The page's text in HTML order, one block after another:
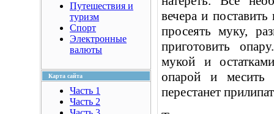
Путешествия и
туризм
Спорт
Электронные
валюты
Карта сайта
Часть 1
Часть 2
вечера и
просеять муку,
приготовить
мукой и
опарой и
перестанет